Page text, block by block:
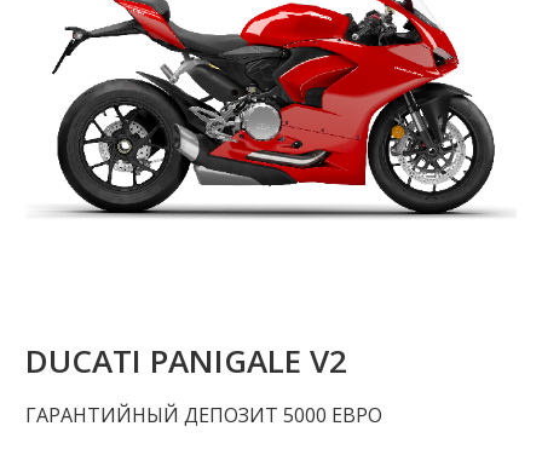
DUCATI PANIGALE V2
ГАРАНТИЙНЫЙ ДЕПОЗИТ 5000 ЕВРО